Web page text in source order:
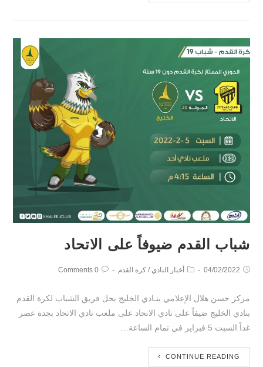
شباب القدم ضيوفاً على الاتحاد
04/02/2022 أخبار النادي / كرة القدم 0 Comments
مركز حسن هلال الإعلامي بنـادي الخليج يحل فريق الشباب لكرة القدم
بنادي الخليج ضيفاً على نادي الاتحاد على ملعب نادي الاتحاد بجدة عصر
غداً السبت 5 فبراير في تمام الساعة…
CONTINUE READING